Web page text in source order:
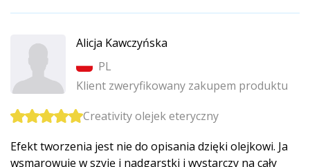
Alicja Kawczyńska
PL
Klient zweryfikowany zakupem produktu
Creativity olejek eteryczny
Efekt tworzenia jest nie do opisania dzięki olejkowi. Ja
wsmarowuje w szyję i nadgarstki i wystarczy na cały